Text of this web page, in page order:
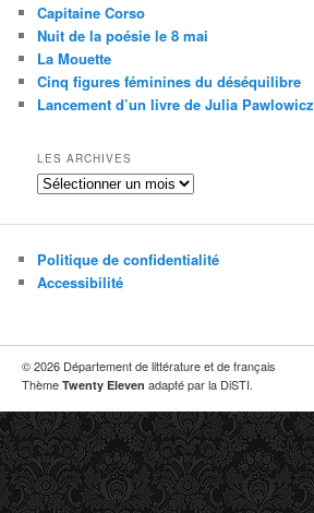
r
c
h
e
Capitaine Corso
Nuit de la poésie le 8 mai
La Mouette
Cinq figures féminines du déséquilibre
Lancement d’un livre de Julia Pawlowicz
LES ARCHIVES
Les
Politique de confidentialité
Accessibilité
© 2026 Département de littérature et de français
Thème Twenty Eleven adapté par la DiSTI.